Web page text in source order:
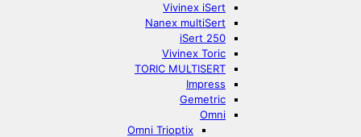
Vivinex iSert
Nanex multiSert
iSert 250
Vivinex Toric
TORIC MULTISERT
Impress
Gemetric
Omni
Omni Trioptix